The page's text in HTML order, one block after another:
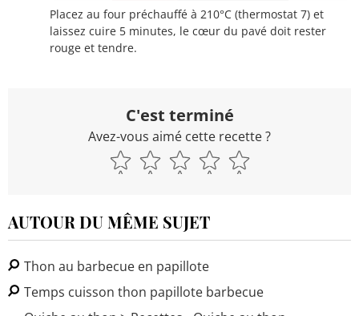
Placez au four préchauffé à 210°C (thermostat 7) et
laissez cuire 5 minutes, le cœur du pavé doit rester
rouge et tendre.
C'est terminé
Avez-vous aimé cette recette ?
AUTOUR DU MÊME SUJET
Thon au barbecue en papillote
Temps cuisson thon papillote barbecue